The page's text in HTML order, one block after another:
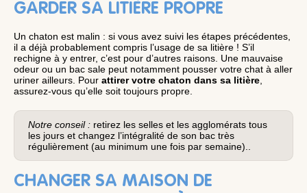
GARDER SA LITIÈRE PROPRE
Un chaton est malin : si vous avez suivi les étapes précédentes,
il a déjà probablement compris l’usage de sa litière ! S’il
rechigne à y entrer, c’est pour d’autres raisons. Une mauvaise
odeur ou un bac sale peut notamment pousser votre chat à aller
uriner ailleurs. Pour attirer votre chaton dans sa litière
assurez-vous qu’elle soit toujours propre.
Notre conseil : retirez les selles et les agglomérats tous
les jours et changez l’intégralité de son bac très
régulièrement (au minimum une fois par semaine)..
CHANGER SA MAISON DE